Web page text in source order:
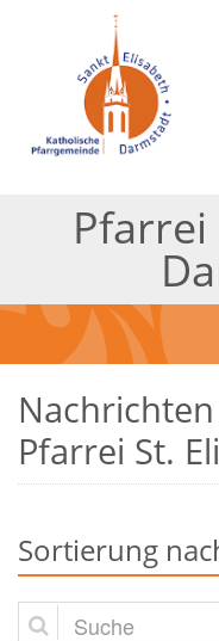
Pfarrei
Pfarrei St.
Sortierung
Suche